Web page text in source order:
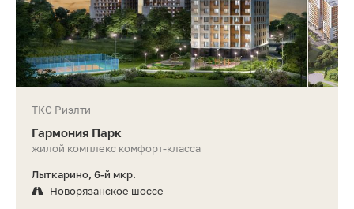
ТКС Риэлти
Гармония Парк
жилой комплекс комфорт-класса
Лыткарино, 6-й мкр.
Новорязанское шоссе